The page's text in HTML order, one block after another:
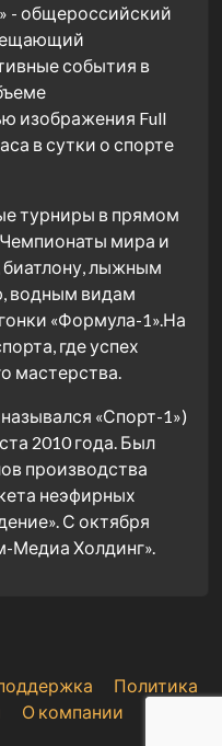
- общероссийский
события в
изображения Full
в сутки о спорте
турниры в прямом
мира и
биатлону, лыжным
водным видам
«Формула-1».На
где успех
мастерства.
«Спорт-1»)
2010 года. Был
производства
неэфирных
С октября
Медиа Холдинг».
Политика
О компании